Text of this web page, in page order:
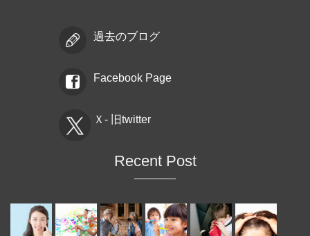
過去のブログ
Facebook Page
Ｘ- 旧twitter
Recent Post